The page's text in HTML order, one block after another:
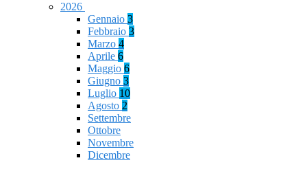
2026
Gennaio 3
Febbraio 3
Marzo 4
Aprile 6
Maggio 6
Giugno 3
Luglio 10
Agosto 2
Settembre
Ottobre
Novembre
Dicembre